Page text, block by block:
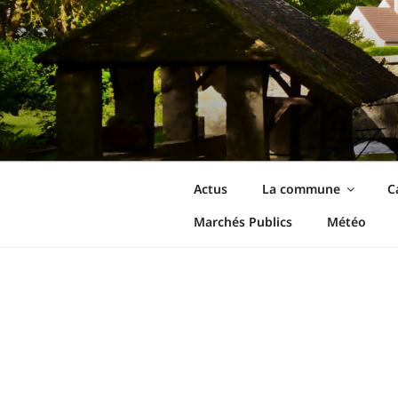
Aller
au
contenu
principal
Ormoy-La-
Le site de votre commune
Actus La commune
Marchés Publics
Météo